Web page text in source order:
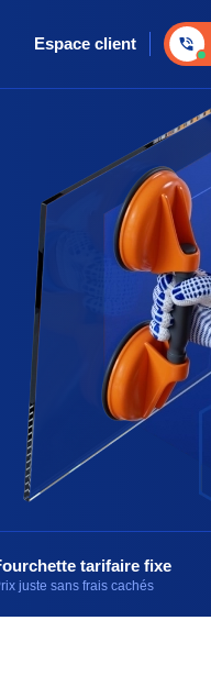
Espace client
tarifaire fixe
juste sans frais cachés